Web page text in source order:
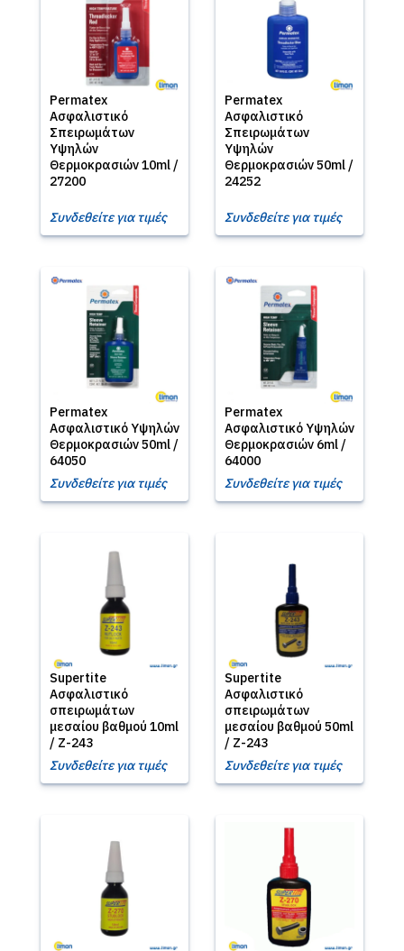
Permatex
Ασφαλιστικό
Σπειρωμάτων
Υψηλών
Θερμοκρασιών 10ml /
27200
Συνδεθείτε για τιμές
Permatex
Ασφαλιστικό
Σπειρωμάτων
Υψηλών
Θερμοκρασιών 50ml /
24252
Συνδεθείτε για τιμές
Permatex
Ασφαλιστικό Υψηλών
Θερμοκρασιών 50ml /
64050
Συνδεθείτε για τιμές
Permatex
Ασφαλιστικό Υψηλών
Θερμοκρασιών 6ml /
64000
Συνδεθείτε για τιμές
Supertite
Ασφαλιστικό
σπειρωμάτων
μεσαίου βαθμού 10ml
/ Ζ-243
Συνδεθείτε για τιμές
Supertite
Ασφαλιστικό
σπειρωμάτων
μεσαίου βαθμού 50ml
/ Ζ-243
Συνδεθείτε για τιμές